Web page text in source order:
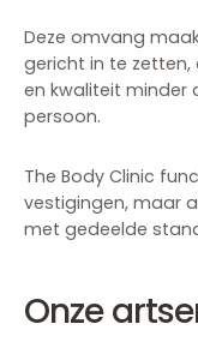
Deze omvang
gericht in te
en kwaliteit minder
persoon.
The Body Clinic
vestigingen, maar
met gedeelde
Onze